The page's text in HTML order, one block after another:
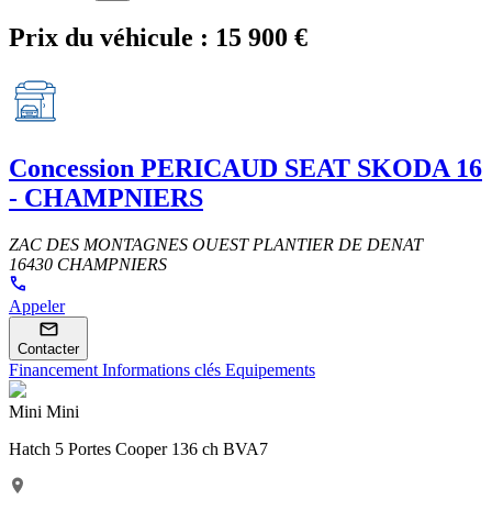
Prix du véhicule : 15 900 €
Concession PERICAUD SEAT SKODA 16
- CHAMPNIERS
ZAC DES MONTAGNES OUEST PLANTIER DE DENAT
16430 CHAMPNIERS
Appeler
Contacter
Financement Informations clés Equipements
Mini Mini
Hatch 5 Portes Cooper 136 ch BVA7